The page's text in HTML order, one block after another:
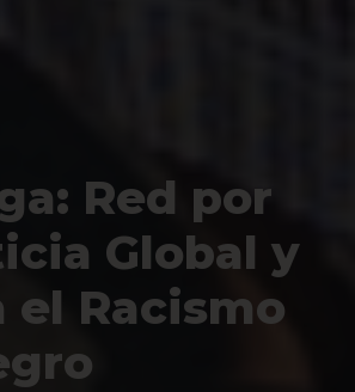
Red por
Global y
el Racismo